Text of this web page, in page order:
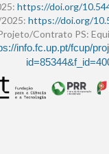
https://doi.org/
https://doi.org/
Contrato PS:
info.fc.up.pt/fcup/